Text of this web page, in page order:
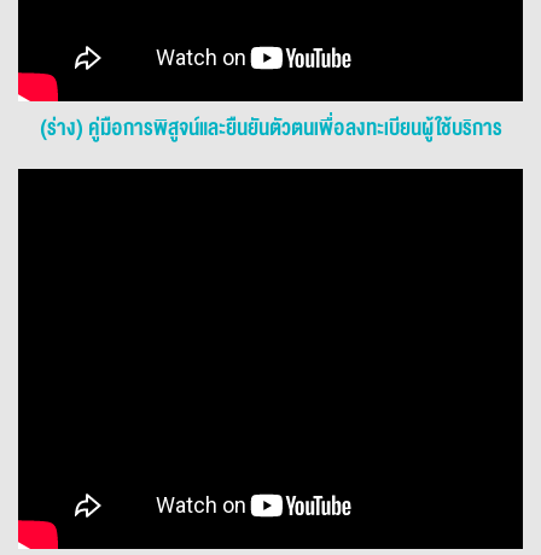
(ร่าง) คู่มือการพิสูจน์และยืนยันตัวตนเพื่อลงทะเบียนผู้ใช้บริการ